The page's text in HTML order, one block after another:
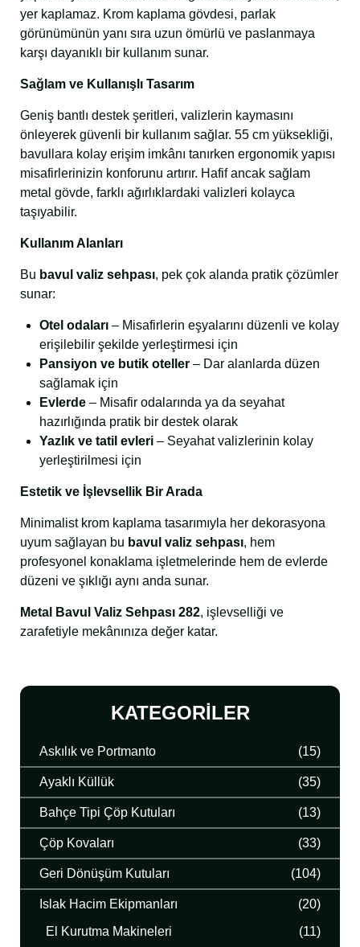
KATEGORILER
Askılık ve Portmanto (15)
Ayaklı Küllük (35)
Bahçe Tipi Çöp Kutuları (13)
Çöp Kovaları (33)
Geri Dönüşüm Kutuları (104)
Islak Hacim Ekipmanları
(20)
El Kurutma Makineleri
(11)
yer kaplamaz. Krom kaplama gövdesi, parlak
görünümünün yanı sıra uzun ömürlü ve paslanmaya
karşı dayanıklı bir kullanım sunar.
Sağlam ve Kullanışlı Tasarım
Geniş bantlı destek şeritleri, valizlerin kaymasını
önleyerek güvenli bir kullanım sağlar. 55 cm yüksekliği,
bavullara kolay erişim imkânı tanırken ergonomik yapısı
misafirlerinizin konforunu artırır. Hafif ancak sağlam
metal gövde, farklı ağırlıklardaki valizleri kolayca
taşıyabilir.
Kullanım Alanları
Bu bavul valiz sehpası, pek çok alanda pratik çözümler
sunar:
Otel odaları – Misafirlerin eşyalarını düzenli ve kolay
erişilebilir şekilde yerleştirmesi için
Pansiyon ve butik oteller – Dar alanlarda düzen
sağlamak için
Evlerde – Misafir odalarında ya da seyahat
hazırlığında pratik bir destek olarak
Yazlık ve tatil evleri – Seyahat valizlerinin kolay
yerleştirilmesi için
Estetik ve İşlevsellik Bir Arada
Minimalist krom kaplama tasarımıyla her dekorasyona
uyum sağlayan bu bavul valiz sehpası, hem
profesyonel konaklama işletmelerinde hem de evlerde
düzeni ve şıklığı aynı anda sunar.
Metal Bavul Valiz Sehpası 282, işlevselliği ve
zarafetiyle mekânınıza değer katar.